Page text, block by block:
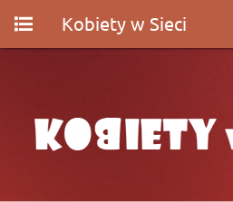
Kobiety w Sieci